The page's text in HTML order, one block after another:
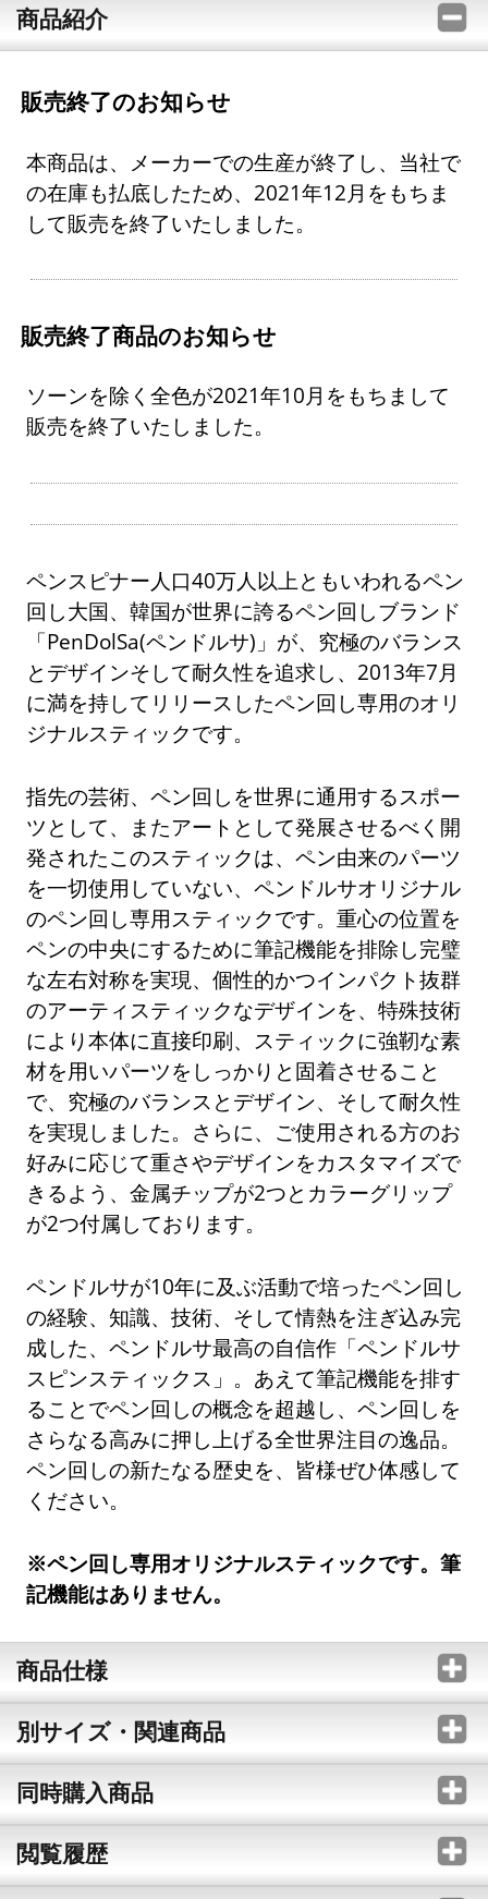
商品紹介
販売終了のお知らせ
本商品は、メーカーでの生産が終了し、当社で
の在庫も払底したため、2021年12月をもちま
して販売を終了いたしました。
販売終了商品のお知らせ
ソーンを除く全色が2021年10月をもちまして
販売を終了いたしました。
ペンスピナー人口40万人以上ともいわれるペン
回し大国、韓国が世界に誇るペン回しブランド
「PenDolSa(ペンドルサ)」が、究極のバランス
とデザインそして耐久性を追求し、2013年7月
に満を持してリリースしたペン回し専用のオリ
ジナルスティックです。
指先の芸術、ペン回しを世界に通用するスポー
ツとして、またアートとして発展させるべく開
発されたこのスティックは、ペン由来のパーツ
を一切使用していない、ペンドルサオリジナル
のペン回し専用スティックです。重心の位置を
ペンの中央にするために筆記機能を排除し完璧
な左右対称を実現、個性的かつインパクト抜群
のアーティスティックなデザインを、特殊技術
により本体に直接印刷、スティックに強靭な素
材を用いパーツをしっかりと固着させること
で、究極のバランスとデザイン、そして耐久性
を実現しました。さらに、ご使用される方のお
好みに応じて重さやデザインをカスタマイズで
きるよう、金属チップが2つとカラーグリップ
が2つ付属しております。
ペンドルサが10年に及ぶ活動で培ったペン回し
の経験、知識、技術、そして情熱を注ぎ込み完
成した、ペンドルサ最高の自信作「ペンドルサ
スピンスティックス」。あえて筆記機能を排す
ることでペン回しの概念を超越し、ペン回しを
さらなる高みに押し上げる全世界注目の逸品。
ペン回しの新たなる歴史を、皆様ぜひ体感して
ください。
※ペン回し専用オリジナルスティックです。筆
記機能はありません。
商品仕様
別サイズ・関連商品
同時購入商品
閲覧履歴